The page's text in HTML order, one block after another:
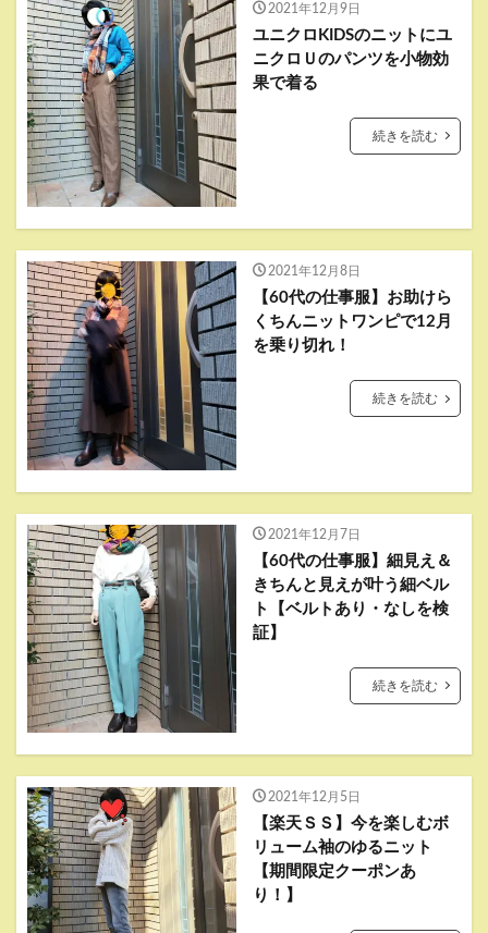
2021年12月9日
ユニクロKIDSのニットにユ
ニクロＵのパンツを小物効
果で着る
続きを読む
2021年12月8日
【60代の仕事服】お助けら
くちんニットワンピで12月
を乗り切れ！
続きを読む
2021年12月7日
【60代の仕事服】細見え＆
きちんと見えが叶う細ベル
ト【ベルトあり・なしを検
証】
続きを読む
2021年12月5日
【楽天ＳＳ】今を楽しむボ
リューム袖のゆるニット
【期間限定クーポンあ
り！】